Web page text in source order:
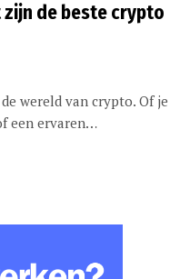
zijn de beste crypto
wereld van crypto. Of je
een ervaren…